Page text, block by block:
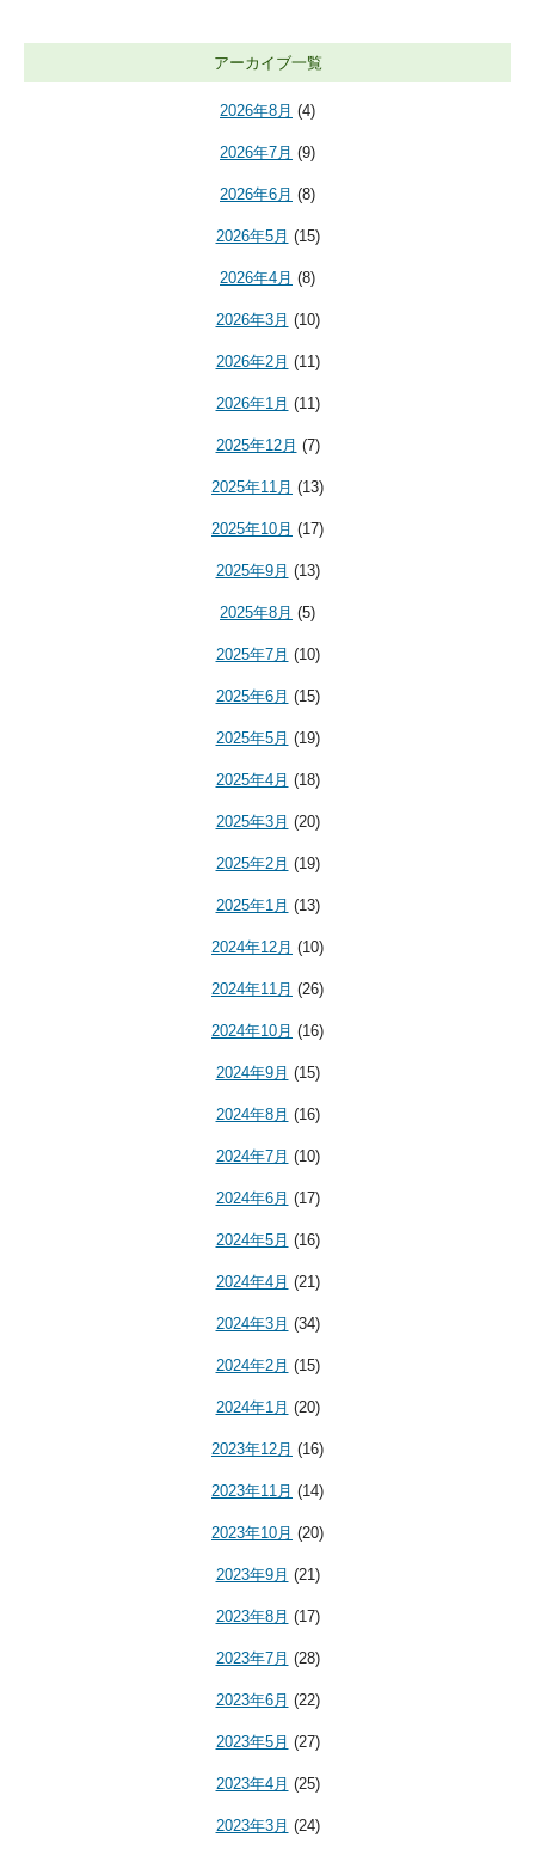
アーカイブ一覧
2026年8月 (4)
2026年7月 (9)
2026年6月 (8)
2026年5月 (15)
2026年4月 (8)
2026年3月 (10)
2026年2月 (11)
2026年1月 (11)
2025年12月 (7)
2025年11月 (13)
2025年10月 (17)
2025年9月 (13)
2025年8月 (5)
2025年7月 (10)
2025年6月 (15)
2025年5月 (19)
2025年4月 (18)
2025年3月 (20)
2025年2月 (19)
2025年1月 (13)
2024年12月 (10)
2024年11月 (26)
2024年10月 (16)
2024年9月 (15)
2024年8月 (16)
2024年7月 (10)
2024年6月 (17)
2024年5月 (16)
2024年4月 (21)
2024年3月 (34)
2024年2月 (15)
2024年1月 (20)
2023年12月 (16)
2023年11月 (14)
2023年10月 (20)
2023年9月 (21)
2023年8月 (17)
2023年7月 (28)
2023年6月 (22)
2023年5月 (27)
2023年4月 (25)
2023年3月 (24)